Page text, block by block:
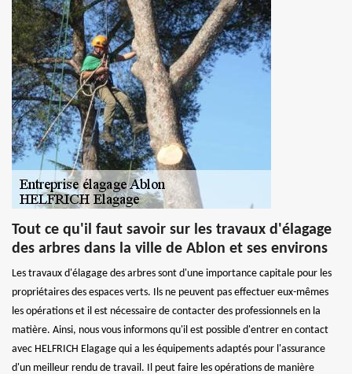
Tout ce qu'il faut savoir sur les travaux d'élagage
des arbres dans la ville de Ablon et ses environs
Les travaux d'élagage des arbres sont d'une importance capitale pour les
propriétaires des espaces verts. Ils ne peuvent pas effectuer eux-mêmes
les opérations et il est nécessaire de contacter des professionnels en la
matière. Ainsi, nous vous informons qu'il est possible d'entrer en contact
avec HELFRICH Elagage qui a les équipements adaptés pour l'assurance
d'un meilleur rendu de travail. Il peut faire les opérations de manière